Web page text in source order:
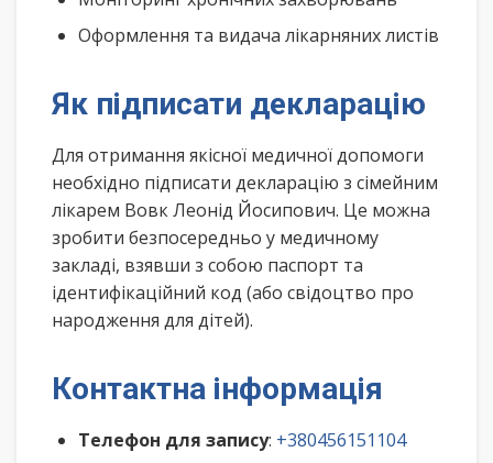
Оформлення та видача лікарняних листів
Як підписати декларацію
Для отримання якісної медичної допомоги
необхідно підписати декларацію з сімейним
лікарем Вовк Леонід Йосипович. Це можна
зробити безпосередньо у медичному
закладі, взявши з собою паспорт та
ідентифікаційний код (або свідоцтво про
народження для дітей).
Контактна інформація
Телефон для запису: +380456151104